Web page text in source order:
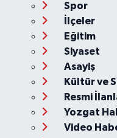
Spor
İlçeler
Eğitim
Siyaset
Asayiş
Kültür ve
Resmi
Yozgat
Video